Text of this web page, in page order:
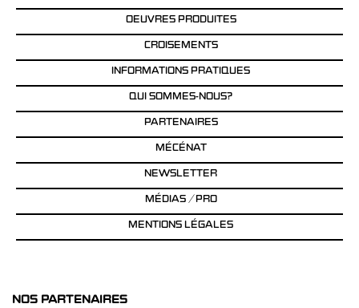
OEUVRES PRODUITES
CROISEMENTS
INFORMATIONS PRATIQUES
QUI SOMMES-NOUS?
PARTENAIRES
MÉCÉNAT
NEWSLETTER
MÉDIAS / PRO
MENTIONS LÉGALES
NOS PARTENAIRES